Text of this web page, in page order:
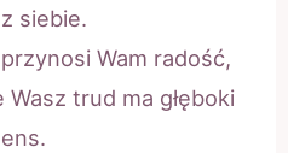
siebie.
Wam radość,
trud ma głęboki